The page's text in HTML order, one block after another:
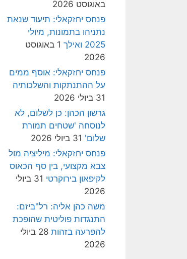
באוגוסט 2026
פנחס יחזקאלי: תיעוד שנאת
נתניהו בתמונות, מיולי
2025 ואילך
1 באוגוסט
2026
פנחס יחזקאלי: אוסף ממים
על ההתנתקות והשלכותיה
31 ביולי 2026
גרשון הכהן: כן לשלום, לא
לנוסחה 'שטחים תמורת
שלום' 31 ביולי 2026
פנחס יחזקאלי: מיליציה מול
צבא מקצועי, בין סף הכאוס
לקיפאון בירוקרטי
31 ביולי
2026
משה כהן אליה: רל"ביזם:
התנגדות פוליטית שהופכת
להפרעה בזהות
28 ביולי
2026